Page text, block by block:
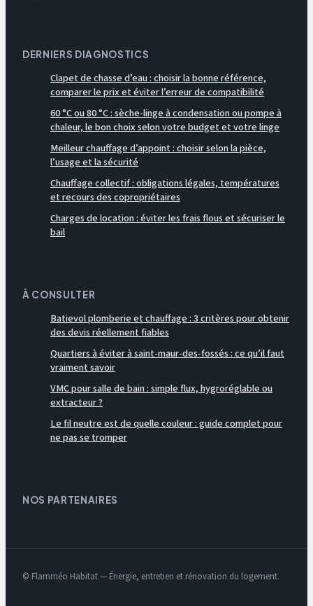
DERNIERS DIAGNOSTICS
Clapet de chasse d’eau : choisir la bonne référence,
comparer le prix et éviter l’erreur de compatibilité
60 °C ou 80 °C : sèche-linge à condensation ou pompe à
chaleur, le bon choix selon votre budget et votre linge
Meilleur chauffage d’appoint : choisir selon la pièce,
l’usage et la sécurité
Chauffage collectif : obligations légales, températures
et recours des copropriétaires
Charges de location : éviter les frais flous et sécuriser le
bail
À CONSULTER
Batievol plomberie et chauffage : 3 critères pour obtenir
des devis réellement fiables
Quartiers à éviter à saint-maur-des-fossés : ce qu’il faut
vraiment savoir
VMC pour salle de bain : simple flux, hygroréglable ou
extracteur ?
Le fil neutre est de quelle couleur : guide complet pour
ne pas se tromper
NOS PARTENAIRES
© Flamméo Habitat — Énergie, entretien et rénovation du logement.